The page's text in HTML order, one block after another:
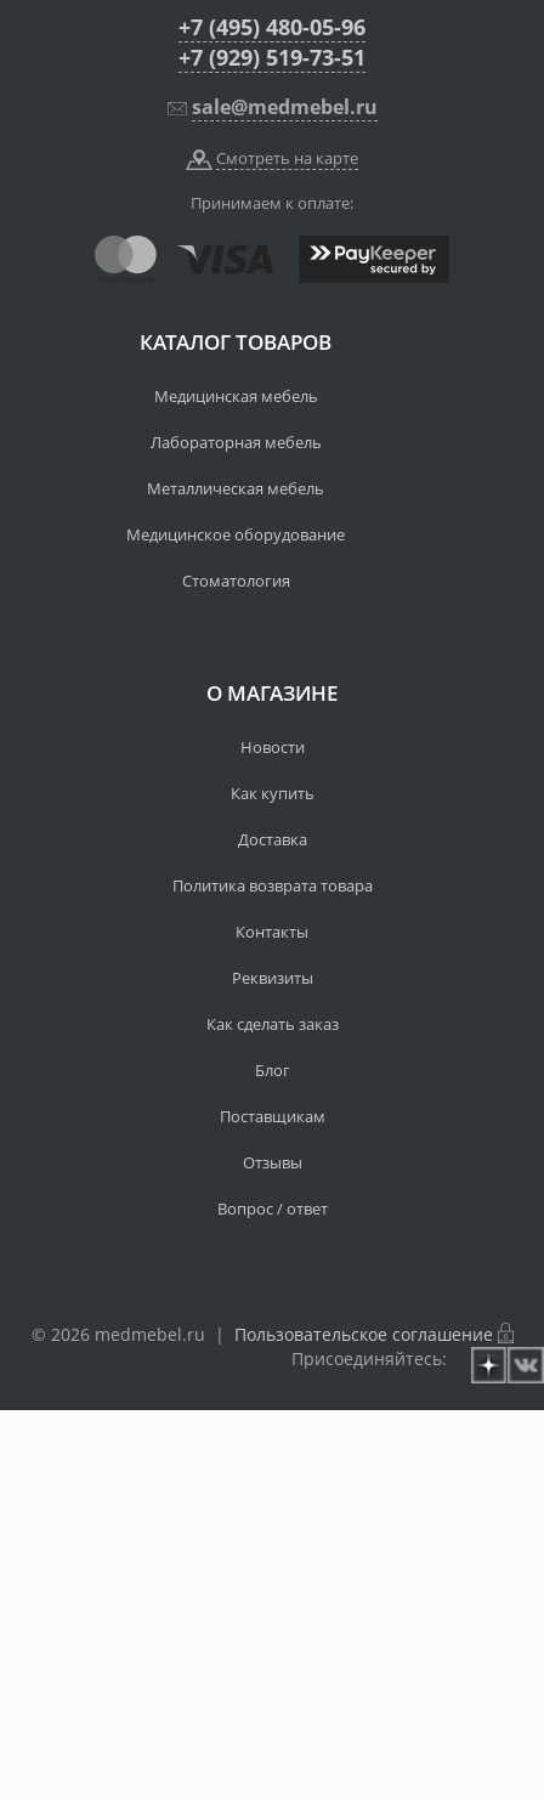
+7 (495) 480-05-96
+7 (929) 519-73-51
sale@medmebel.ru
Смотреть на карте
Принимаем к оплате:
КАТАЛОГ ТОВАРОВ
Медицинская мебель
Лабораторная мебель
Металлическая мебель
Медицинское оборудование
Стоматология
О МАГАЗИНЕ
Новости
Как купить
Доставка
Политика возврата товара
Контакты
Реквизиты
Как сделать заказ
Блог
Поставщикам
Отзывы
Вопрос / ответ
© 2026 medmebel.ru | Пользовательское соглашение
Присоединяйтесь: